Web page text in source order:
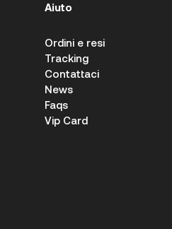
Aiuto
Ordini e resi
Tracking
Contattaci
News
Faqs
Vip Card